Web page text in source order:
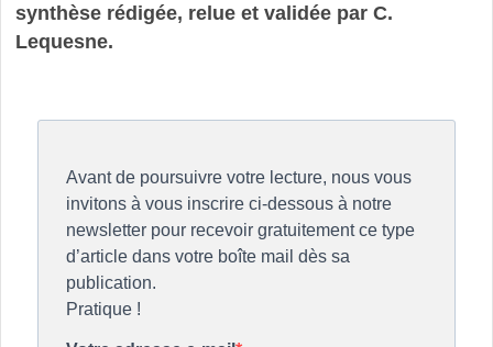
synthèse rédigée, relue et validée par C.
Lequesne.